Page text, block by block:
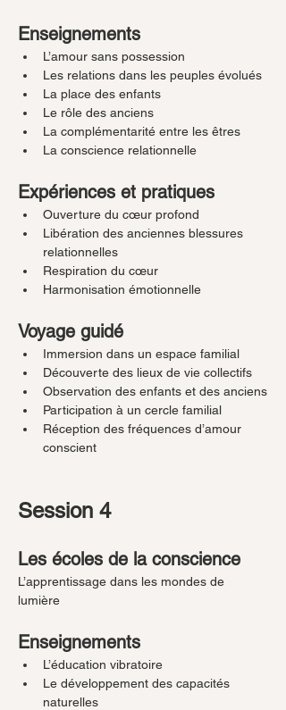
Enseignements
L’amour sans possession
Les relations dans les peuples évolués
La place des enfants
Le rôle des anciens
La complémentarité entre les êtres
La conscience relationnelle
Expériences et pratiques
Ouverture du cœur profond
Libération des anciennes blessures
relationnelles
Respiration du cœur
Harmonisation émotionnelle
Voyage guidé
Immersion dans un espace familial
Découverte des lieux de vie collectifs
Observation des enfants et des anciens
Participation à un cercle familial
Réception des fréquences d’amour
conscient
Session 4
Les écoles de la conscience
L’apprentissage dans les mondes de
lumière
Enseignements
L’éducation vibratoire
Le développement des capacités
naturelles